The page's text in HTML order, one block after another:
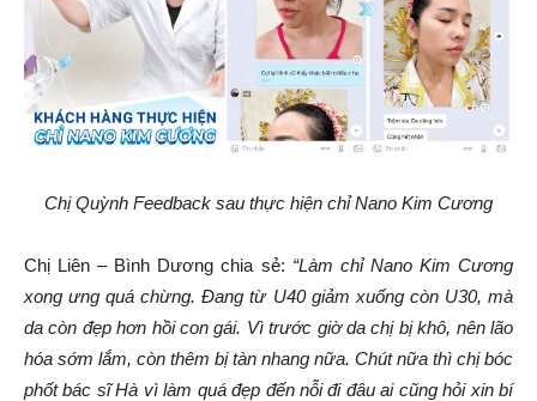
Chị Quỳnh Feedback sau thực hiện chỉ Nano Kim Cương
Chị Liên – Bình Dương chia sẻ: “Làm chỉ Nano Kim Cương
xong ưng quá chừng. Đang từ U40 giảm xuống còn U30, mà
da còn đẹp hơn hồi con gái. Vì trước giờ da chị bị khô, nên lão
hóa sớm lắm, còn thêm bị tàn nhang nữa. Chút nữa thì chị bóc
phốt bác sĩ Hà vì làm quá đẹp đến nỗi đi đâu ai cũng hỏi xin bí